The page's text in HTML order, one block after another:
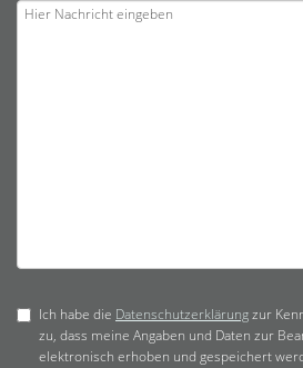
Ich habe die Datenschutzerklärungzur
zu, dass meine Angaben und Daten zur
elektronisch erhoben und gespeichert